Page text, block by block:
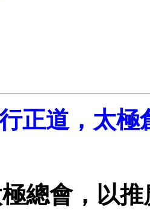
正道，太極
總會，以